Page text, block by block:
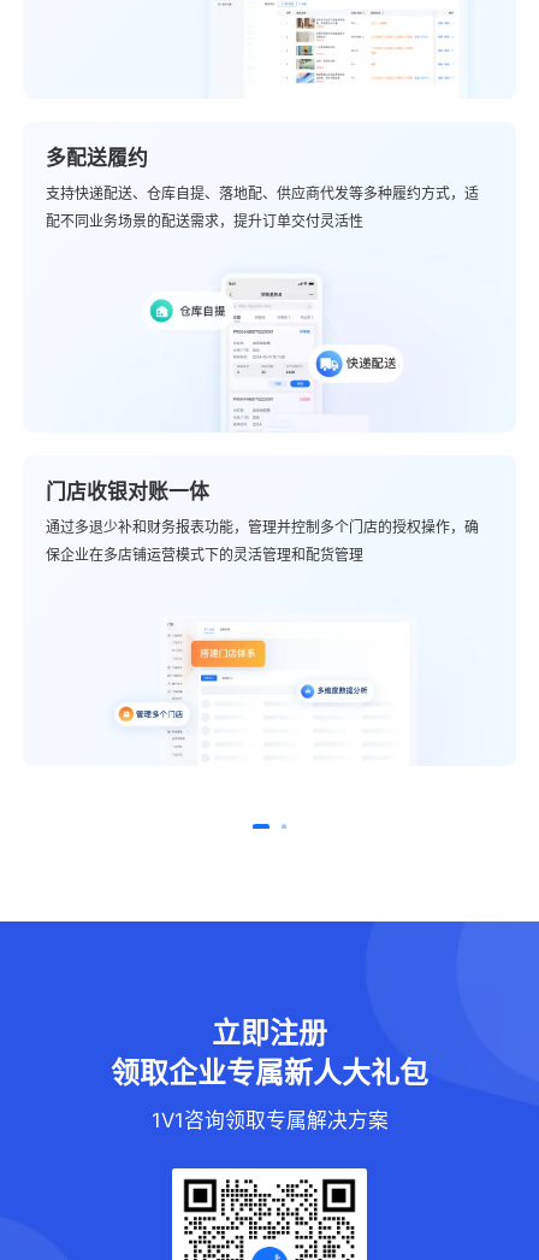
多配送履约
支持快递配送、仓库自提、落地配、供应商代发等多种履约方式，适
配不同业务场景的配送需求，提升订单交付灵活性
门店收银对账一体
通过多退少补和财务报表功能，管理并控制多个门店的授权操作，确
保企业在多店铺运营模式下的灵活管理和配货管理
立即注册
领取企业专属新人大礼包
1V1咨询领取专属解决方案